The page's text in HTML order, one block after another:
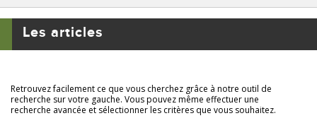
Les articles
Retrouvez facilement ce que vous cherchez grâce à notre outil de
recherche sur votre gauche. Vous pouvez même effectuer une
recherche avancée et sélectionner les critères que vous souhaitez.